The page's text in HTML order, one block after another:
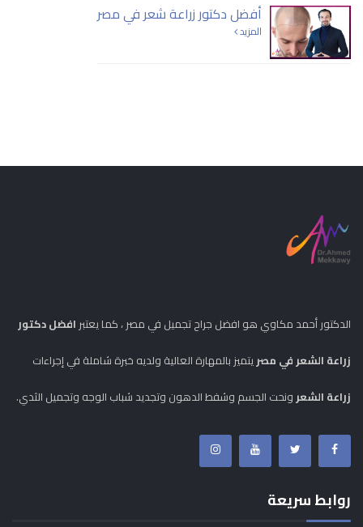
أفضل دكتور زراعة شعر في مصر
المزيد
الدكتور أحمد مكاوي هو افضل جراح تجميل في مصر ، كما يعتبر افضل دكتور
زراعة الشعر في مصر يتميز بالمهارة العالية ولديه خبرة شاملة في إجراءات
زراعة الشعر ونحت الجسم وشفط الدهون وتجديد شباب الوجه وتجميل الثدي.
روابط سريعة